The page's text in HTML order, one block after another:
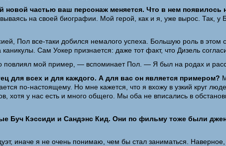
частью ваш персонаж меняется. Что в нем появилось
на своей биографии. Мой герой, как и я, уже вырос. Так,
Пол все-таки добился немалого успеха. Большую роль в этом
Сам Уокер признается: даже тот факт, что Дизель
мой пример, — вспоминает Пол. — Я был на родах и
для всех и для каждого. А для вас он является примером?
по-настоящему. Но мне кажется, что я вхожу в узкий круг
хотя у нас есть и много общего. Мы оба не вписались в
Буч Кэссиди и Сандэнс Кид. Они по фильму тоже были
иначе я не очень понимаю, чем бы стал заниматься.